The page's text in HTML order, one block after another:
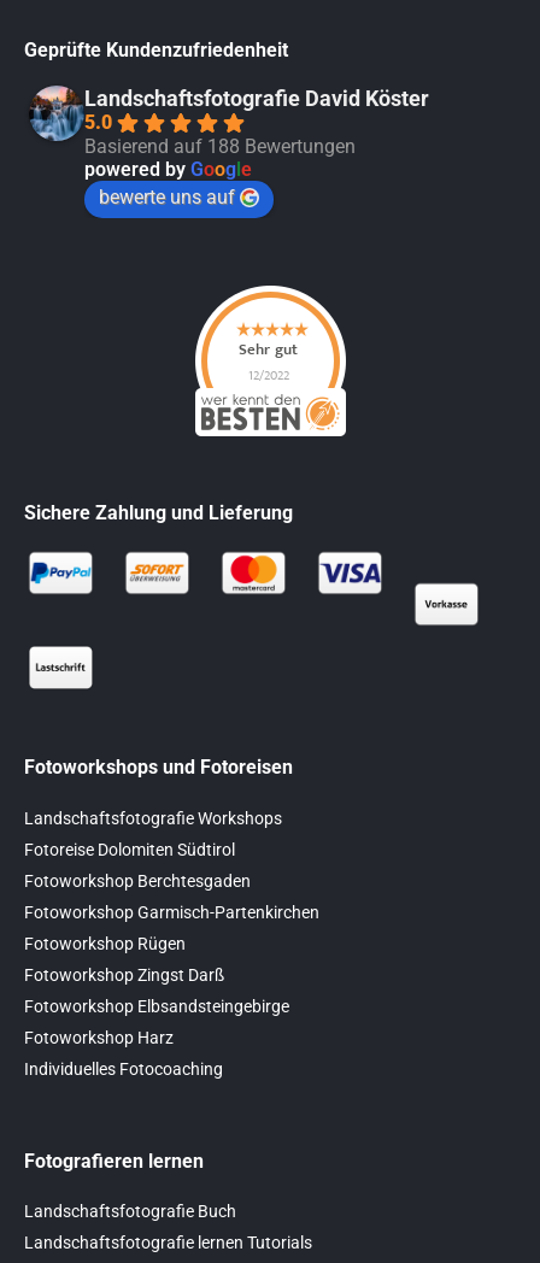
Geprüfte Kundenzufriedenheit
Landschaftsfotografie David Köster
5.0
Basierend auf 188 Bewertungen
powered by Google
bewerte uns auf
Sichere Zahlung und Lieferung
Fotoworkshops und Fotoreisen
Landschaftsfotografie Workshops
Fotoreise Dolomiten Südtirol
Fotoworkshop Berchtesgaden
Fotoworkshop Garmisch-Partenkirchen
Fotoworkshop Rügen
Fotoworkshop Zingst Darß
Fotoworkshop Elbsandsteingebirge
Fotoworkshop Harz
Individuelles Fotocoaching
Fotografieren lernen
Landschaftsfotografie Buch
Landschaftsfotografie lernen Tutorials